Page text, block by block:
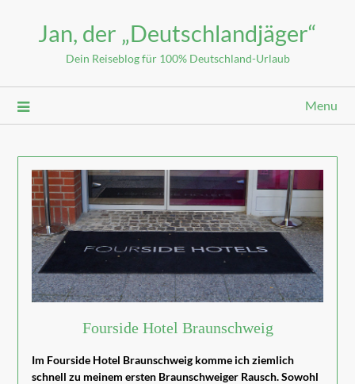
Jan, der „Deutschlandjäger“
Dein Reiseblog für 100% Deutschland-Urlaub
Menu
Fourside Hotel Braunschweig
Im Fourside Hotel Braunschweig komme ich ziemlich
schnell zu meinem ersten Braunschweiger Rausch. Sowohl